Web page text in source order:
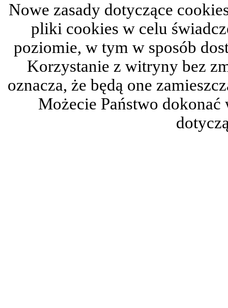
Nowe zasady dotyczące
pliki cookies w celu
poziomie, w tym w sposób
Korzystanie z witryny bez
oznacza, że będą one
Możecie Państwo